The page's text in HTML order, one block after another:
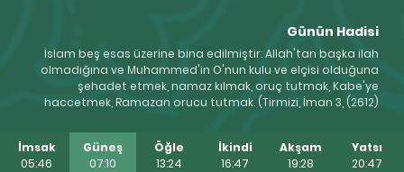
Günün Hadisi
İslam beş esas üzerine bina edilmiştir: Allah'tan başka ilah
olmadığına ve Muhammed'in O'nun kulu ve elçisi olduğuna
şehadet etmek, namaz kılmak, oruç tutmak, Kabe'ye
haccetmek, Ramazan orucu tutmak. (Tirmizi, İman 3, (2612)
İmsak
05:46
Güneş
07:10
Öğle
13:24
İkindi
16:47
Akşam
19:28
Yatsı
20:47